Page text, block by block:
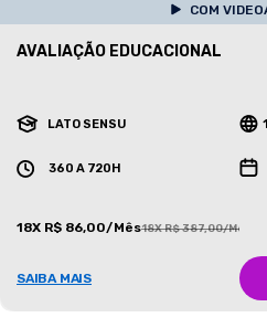
COM
AVALIAÇÃO EDUCACIONAL
LATO SENSU
360 A 720H
18X R$ 86,00/Mês18X R$ 387,00/Mês
SAIBA MAIS